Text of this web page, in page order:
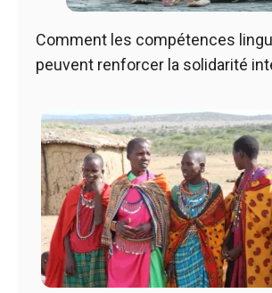
Comment les compétences
peuvent renforcer la solidarité